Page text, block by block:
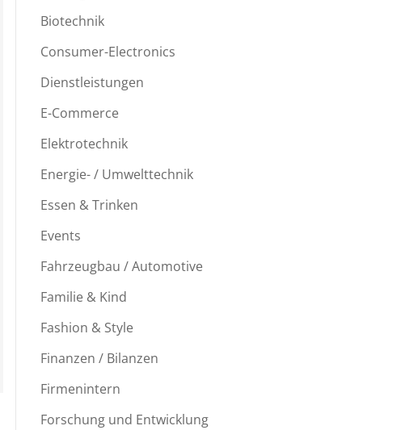
Biotechnik
Consumer-Electronics
Dienstleistungen
E-Commerce
Elektrotechnik
Energie- / Umwelttechnik
Essen & Trinken
Events
Fahrzeugbau / Automotive
Familie & Kind
Fashion & Style
Finanzen / Bilanzen
Firmenintern
Forschung und Entwicklung